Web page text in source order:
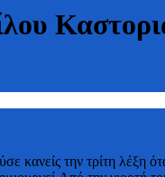
κανείς την τρίτη